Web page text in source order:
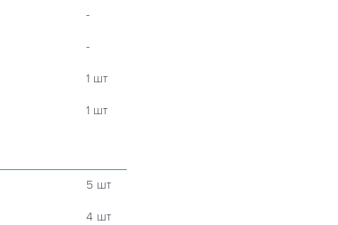
-
-
1 шт
1 шт
5 шт
4 шт